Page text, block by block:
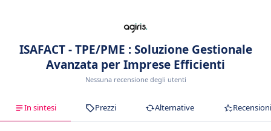
ISAFACT - TPE/PME : Soluzione Gestionale
Avanzata per Imprese Efficienti
Nessuna recensione degli utenti
In sintesi Prezzi Alternative Recensioni